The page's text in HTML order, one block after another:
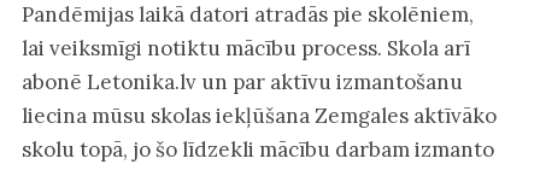
Pandēmijas laikā datori atradās pie skolēniem,
lai veiksmīgi notiktu mācību process. Skola arī
abonē Letonika.lv un par aktīvu izmantošanu
liecina mūsu skolas iekļūšana Zemgales aktīvāko
skolu topā, jo šo līdzekli mācību darbam izmanto